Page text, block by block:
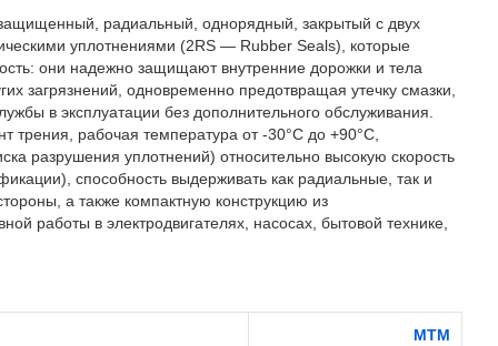
радиальный, однорядный, закрытый с двух
уплотнениями (2RS — Rubber Seals), которые
они надежно защищают внутренние дорожки и тела
загрязнений, одновременно предотвращая утечку смазки,
в эксплуатации без дополнительного обслуживания.
трения, рабочая температура от -30°C до +90°C,
разрушения уплотнений) относительно высокую скорость
способность выдерживать как радиальные, так и
а также компактную конструкцию из
работы в электродвигателях, насосах, бытовой технике,
MTM